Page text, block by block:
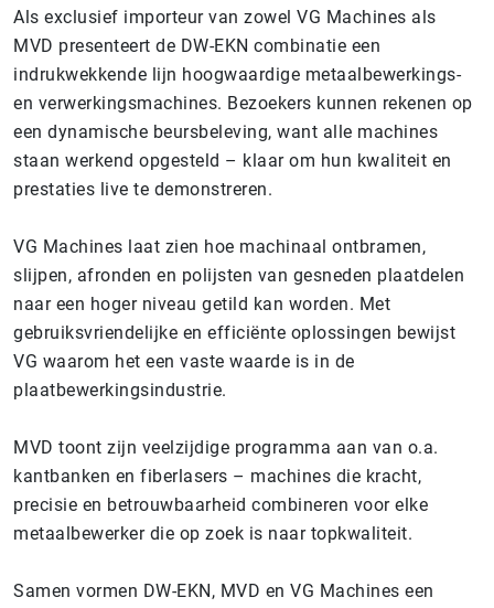
Als exclusief importeur van zowel VG Machines als
MVD presenteert de DW-EKN combinatie een
indrukwekkende lijn hoogwaardige metaalbewerkings-
en verwerkingsmachines. Bezoekers kunnen rekenen op
een dynamische beursbeleving, want alle machines
staan werkend opgesteld – klaar om hun kwaliteit en
prestaties live te demonstreren.
VG Machines laat zien hoe machinaal ontbramen,
slijpen, afronden en polijsten van gesneden plaatdelen
naar een hoger niveau getild kan worden. Met
gebruiksvriendelijke en efficiënte oplossingen bewijst
VG waarom het een vaste waarde is in de
plaatbewerkingsindustrie.
MVD toont zijn veelzijdige programma aan van o.a.
kantbanken en fiberlasers – machines die kracht,
precisie en betrouwbaarheid combineren voor elke
metaalbewerker die op zoek is naar topkwaliteit.
Samen vormen DW-EKN, MVD en VG Machines een